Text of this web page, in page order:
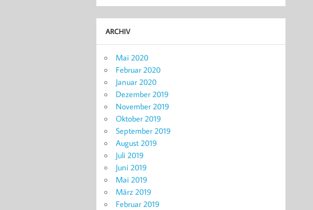
ARCHIV
Mai 2020
Februar 2020
Januar 2020
Dezember 2019
November 2019
Oktober 2019
September 2019
August 2019
Juli 2019
Juni 2019
Mai 2019
März 2019
Februar 2019